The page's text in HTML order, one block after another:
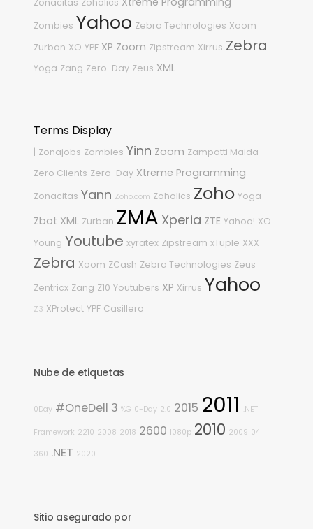
Zonacitas Zoholics
Zombies Yahoo Zebra Technologies Xoom
Zurban XO YPF XP Zoom Zipstream Xirrus Zebra
Yoga Zang Zero-Day Zeus XML
Terms Display
| Zonajobs Zombies Yinn Zoom Zampatti Maida
Zero Clients Zero-Day Xtreme Programming
Zonacitas Yann Zoho.com Zoholics Zoho Yoga
Zbot XML Zurban ZMA Xperia ZTE Yahoo! XO
Young Youtube xyratex Zipstream xTuple XXX
Zebra Xoom ZCash Zebra Technologies Zeus
Zentricx Zang Z10 Youtubers XP Xirrus Yahoo
Z3 XProtect YPF Casillero
Nube de etiquetas
0Day #OneDell 3 %G 0-Day 2.0 2015 2011 .NET
Framework 2210 2008 2018 2600 1080p 2010 2009 04
360 .NET 2020
Sitio asegurado por